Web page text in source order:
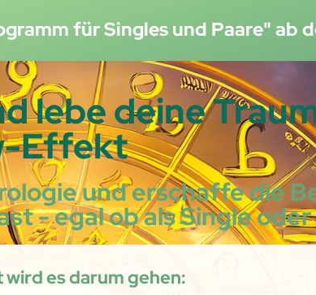
für Singles und Paare" ab
lebe deine
Effekt
und erschaffe die
- egal ob als Single oder
es darum gehen: